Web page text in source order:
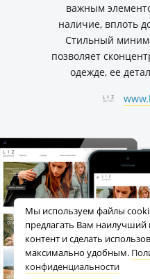
важным
наличие, вплоть
Стильный
позволяет
одежде, ее
Мы используем файлы
предлагать Вам
контент и сделать
максимально удобным.
конфиденциальности